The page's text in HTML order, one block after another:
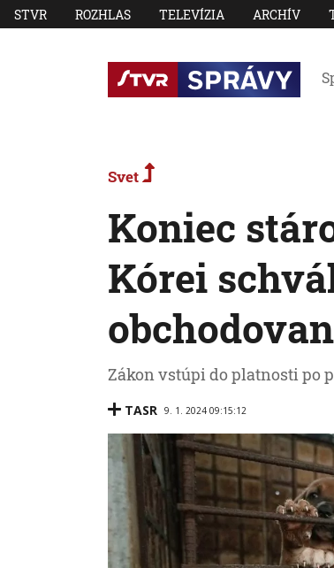
STVR ROZHLAS TELEVÍZIA ARCHÍV
Svet
Koniec
Kórei
Zákon vstúpi do platnosti po
TASR 9. 1. 2024 09:15:12